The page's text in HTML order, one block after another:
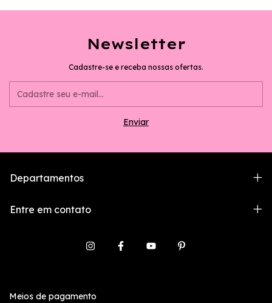
Newsletter
Cadastre-se e receba nossas ofertas.
Departamentos
Entre em contato
Meios de pagamento